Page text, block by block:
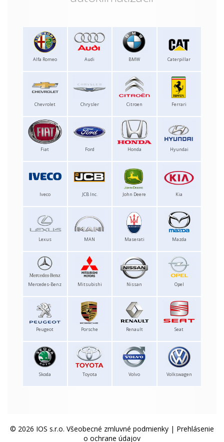
Alfa Romeo Audi BMW Caterpillar
Chevrolet Chrysler Citroen Ferrari
Fiat Ford Honda Hyundai
Iveco JCB Inc. John Deere Kia
Lexus MAN Maserati Mazda
Mercedes-Benz Mitsubishi Nissan Opel
Peugeot Porsche Renault Seat
Skoda Toyota Volvo Volkswagen
© 2026 IOS s.r.o. Všeobecné zmluvné podmienky | Prehlásenie
o ochrane údajov